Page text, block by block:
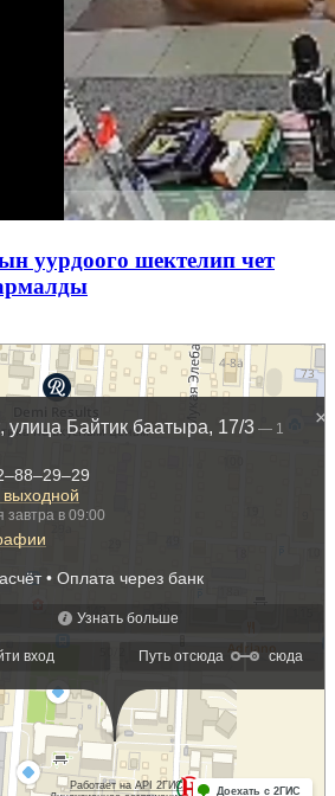
уурдоого шектелип чет